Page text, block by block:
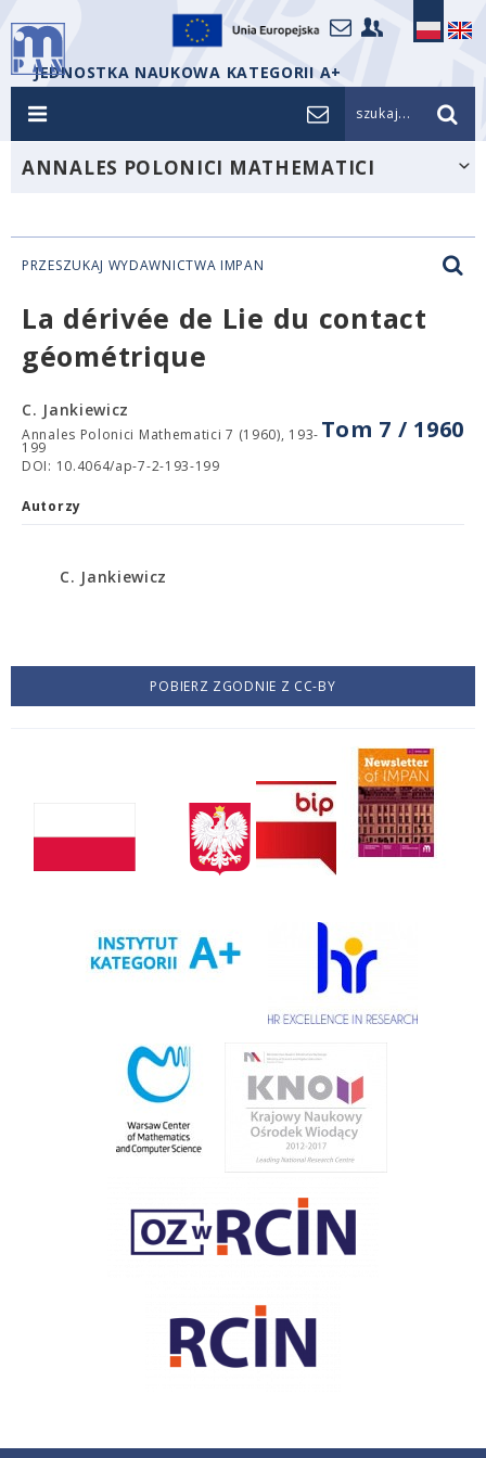
JEDNOSTKA NAUKOWA KATEGORII A+
szukaj...
ANNALES POLONICI MATHEMATICI
PRZESZUKAJ WYDAWNICTWA IMPAN
La dérivée de Lie du contact
géométrique
Tom 7 / 1960
C. Jankiewicz
Annales Polonici Mathematici 7 (1960), 193-
199
DOI: 10.4064/ap-7-2-193-199
Autorzy
C. Jankiewicz
POBIERZ ZGODNIE Z CC-BY